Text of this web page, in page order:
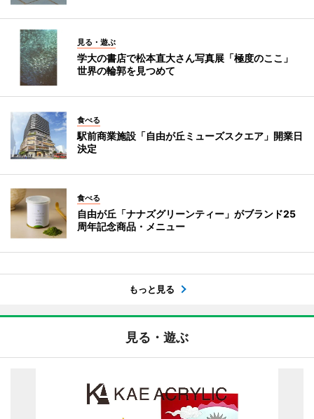
見る・遊ぶ
学大の書店で松本直大さん写真展「極度のここ」
世界の輪郭を見つめて
食べる
駅前商業施設「自由が丘ミューズスクエア」開業日
決定
食べる
自由が丘「ナナズグリーンティー」がブランド25
周年記念商品・メニュー
もっと見る
見る・遊ぶ